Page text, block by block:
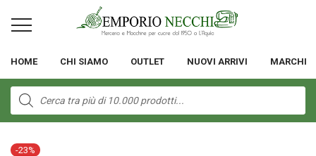
HOME CHI SIAMO OUTLET NUOVI ARRIVI MARCHI
Products
search
-23%